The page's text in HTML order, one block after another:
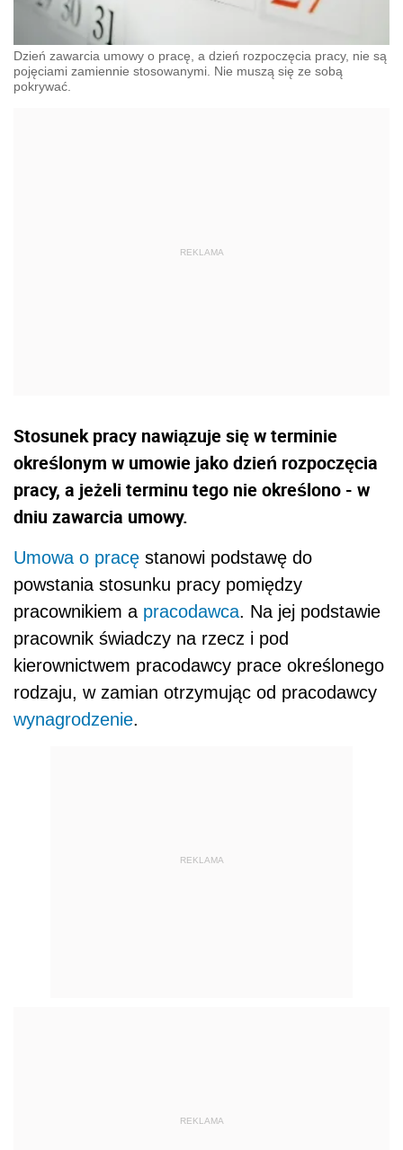
Dzień zawarcia umowy o pracę, a dzień rozpoczęcia pracy, nie są
pojęciami zamiennie stosowanymi. Nie muszą się ze sobą
pokrywać.
Stosunek pracy nawiązuje się w terminie
określonym w umowie jako dzień rozpoczęcia
pracy, a jeżeli terminu tego nie określono - w
dniu zawarcia umowy.
Umowa o pracę stanowi podstawę do
powstania stosunku pracy pomiędzy
pracownikiem a pracodawca. Na jej podstawie
pracownik świadczy na rzecz i pod
kierownictwem pracodawcy prace określonego
rodzaju, w zamian otrzymując od pracodawcy
wynagrodzenie.
REKLAMA
REKLAMA